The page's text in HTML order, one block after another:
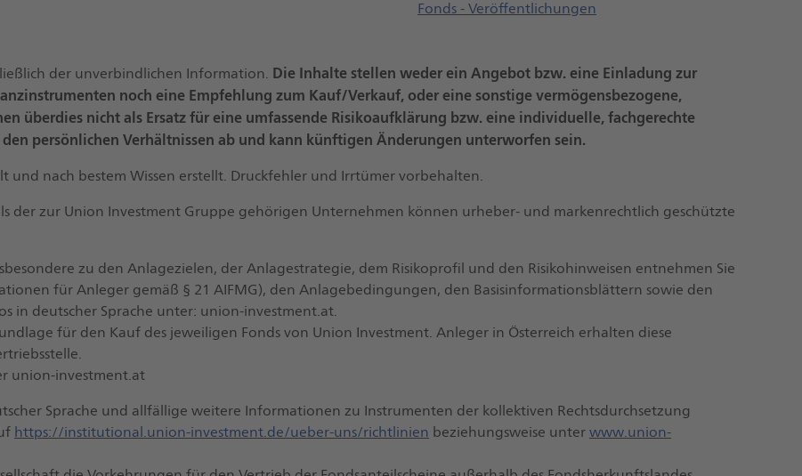
Fonds - Veröffentlichungen
der unverbindlichen Information. Die Inhalte stellen weder ein Angebot bzw. eine Einladung zur
noch eine Empfehlung zum Kauf/Verkauf, oder eine sonstige vermögensbezogene,
überdies nicht als Ersatz für eine umfassende Risikoaufklärung bzw. eine individuelle, fachgerechte
persönlichen Verhältnissen ab und kann künftigen Änderungen unterworfen sein.
und nach bestem Wissen erstellt. Druckfehler und Irrtümer vorbehalten.
der zur Union Investment Gruppe gehörigen Unternehmen können urheber- und markenrechtlich geschützte
zu den Anlagezielen, der Anlagestrategie, dem Risikoprofil und den Risikohinweisen entnehmen Sie
für Anleger gemäß § 21 AIFMG), den Anlagebedingungen, den Basisinformationsblättern sowie den
in deutscher Sprache unter: union-investment.at.
für den Kauf des jeweiligen Fonds von Union Investment. Anleger in Österreich erhalten diese
union-investment.at
Sprache und allfällige weitere Informationen zu Instrumenten der kollektiven Rechtsdurchsetzung
https://institutional.union-investment.de/ueber-uns/richtlinien beziehungsweise unter www.union-